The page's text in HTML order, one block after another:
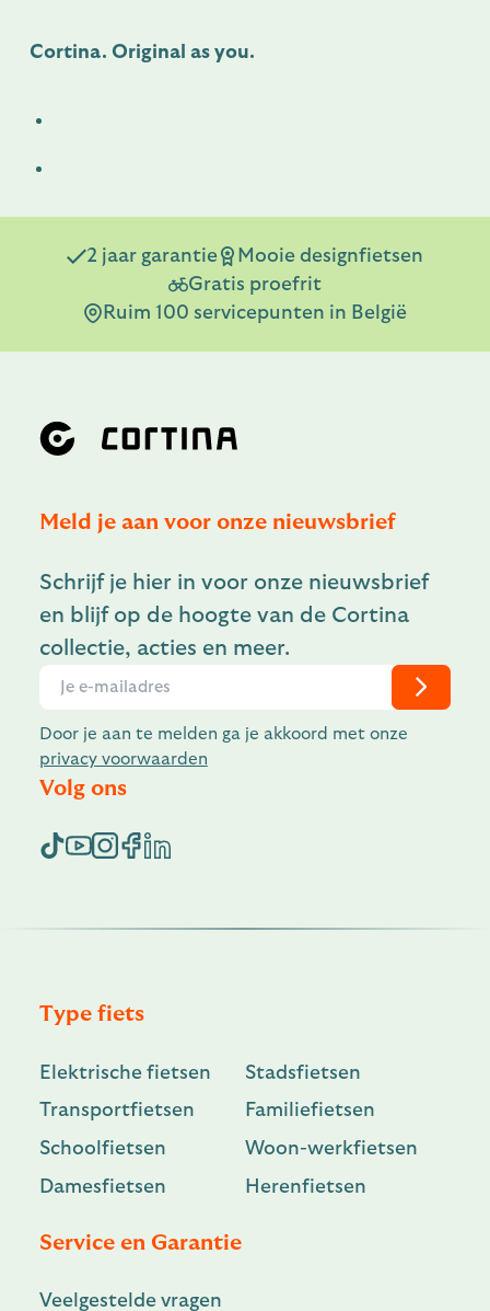
Cortina. Original as you.
2 jaar garantie
Mooie designfietsen
Gratis proefrit
Ruim 100 servicepunten in België
Meld je aan voor onze nieuwsbrief
Schrijf je hier in voor onze nieuwsbrief
en blijf op de hoogte van de Cortina
collectie, acties en meer.
Door je aan te melden ga je akkoord met onze
privacy voorwaarden
Volg ons
Type fiets
Elektrische fietsen
Stadsfietsen
Transportfietsen
Familiefietsen
Schoolfietsen
Woon-werkfietsen
Damesfietsen
Herenfietsen
Service en Garantie
Veelgestelde vragen